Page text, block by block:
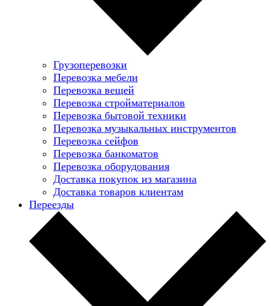
Грузоперевозки
Перевозка мебели
Перевозка вещей
Перевозка стройматериалов
Перевозка бытовой техники
Перевозка музыкальных инструментов
Перевозка сейфов
Перевозка банкоматов
Перевозка оборудования
Доставка покупок из магазина
Доставка товаров клиентам
Переезды